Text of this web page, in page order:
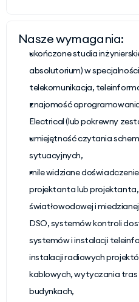
Nasze wymagania:
ukończone studia
absolutorium) w
telekomunikacja,
znajomość
Electrical (lub pokrewny
umiejętność czytania
sytuacyjnych,
mile widziane
projektanta lub projektanta,
światłowodowej i
DSO, systemów kontroli
systemów i instalacji
instalacji radiowych
kablowych, wytyczania tras
budynkach,